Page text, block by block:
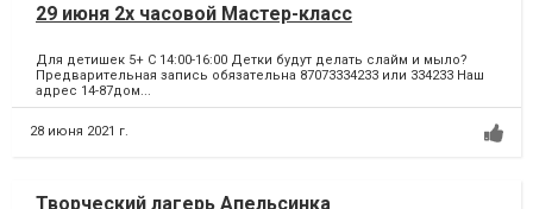
29 июня 2х часовой Мастер-класс
Для детишек 5+ С 14:00-16:00 Детки будут делать слайм и мыло?
Предварительная запись обязательна 87073334233 или 334233 Наш
адрес 14-87дом...
28 июня 2021 г.
Творческий лагерь Апельсинка